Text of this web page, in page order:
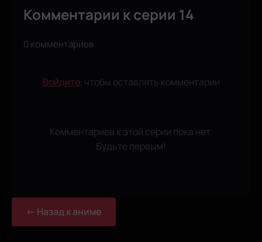
Комментарии к серии 14
0 комментариев
Войдите, чтобы оставлять комментарии
Комментариев к этой серии пока нет.
Будьте первым!
← Назад к аниме